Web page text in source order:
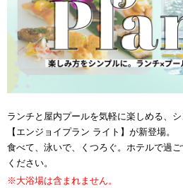
ランチと屋内プールを気軽に楽しめる、
【エンジョイプラン ライト】が新登場。
食べて、泳いで、くつろぐ。ホテルで過
ください。
※大浴場は含まれません。